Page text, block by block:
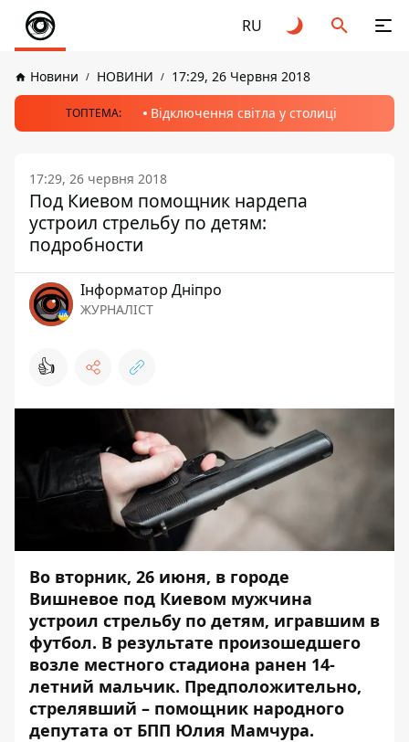
RU
Новини НОВИНИ 17:29, 26 Червня 2018
ТОПТЕМА: Відключення світла у столиці
17:29, 26 червня 2018
Под Киевом помощник нардепа
устроил стрельбу по детям:
подробности
Інформатор Дніпро
ЖУРНАЛІСТ
👍
Во вторник, 26 июня, в городе
Вишневое под Киевом мужчина
устроил стрельбу по детям, игравшим в
футбол. В результате произошедшего
возле местного стадиона ранен 14-
летний мальчик. Предположительно,
стрелявший – помощник народного
депутата от БПП Юлия Мамчура.